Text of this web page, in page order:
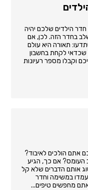
הילדים שלכם יהיה
בחדר הזה. לכן, אם
תאורה היא עולם
שכדאי לקחת בחשבון
וקבלו מספר רעיונות
אתם הולכים לאיבוד?
העומס? אם כך, הגיע
אותם הדברים שלא קל
במשימה וחדר
אתם מחפשים טיפים...